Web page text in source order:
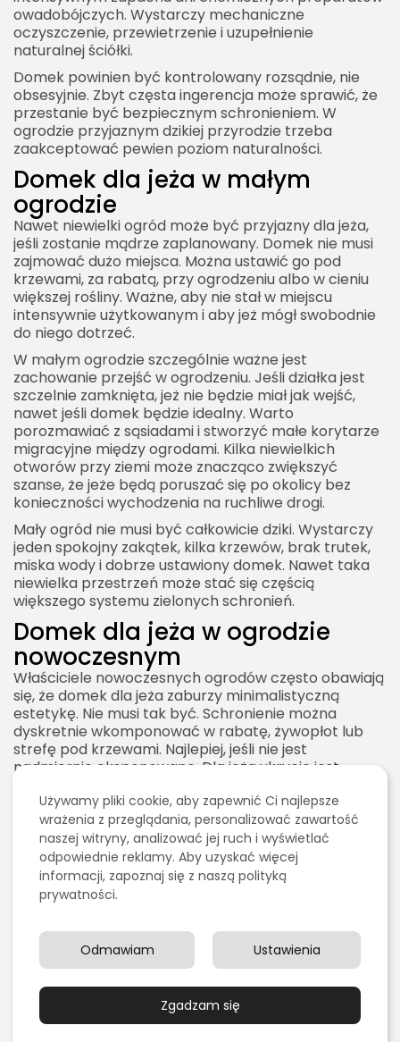
2026 Akademia Internetu Wszelkie prawa
zastrzeżone. Treści umieszczone na stronie
chronione są prawem autorskim.
owadobójczych. Wystarczy mechaniczne
oczyszczenie, przewietrzenie i uzupełnienie
naturalnej ściółki.
Domek powinien być kontrolowany rozsądnie, nie
obsesyjnie. Zbyt częsta ingerencja może sprawić, że
przestanie być bezpiecznym schronieniem. W
ogrodzie przyjaznym dzikiej przyrodzie trzeba
zaakceptować pewien poziom naturalności.
Domek dla jeża w małym
ogrodzie
Nawet niewielki ogród może być przyjazny dla jeża,
jeśli zostanie mądrze zaplanowany. Domek nie musi
zajmować dużo miejsca. Można ustawić go pod
krzewami, za rabatą, przy ogrodzeniu albo w cieniu
większej rośliny. Ważne, aby nie stał w miejscu
intensywnie użytkowanym i aby jeż mógł swobodnie
do niego dotrzeć.
W małym ogrodzie szczególnie ważne jest
zachowanie przejść w ogrodzeniu. Jeśli działka jest
szczelnie zamknięta, jeż nie będzie miał jak wejść,
nawet jeśli domek będzie idealny. Warto
porozmawiać z sąsiadami i stworzyć małe korytarze
migracyjne między ogrodami. Kilka niewielkich
otworów przy ziemi może znacząco zwiększyć
szanse, że jeże będą poruszać się po okolicy bez
konieczności wychodzenia na ruchliwe drogi.
Mały ogród nie musi być całkowicie dziki. Wystarczy
jeden spokojny zakątek, kilka krzewów, brak trutek,
miska wody i dobrze ustawiony domek. Nawet taka
niewielka przestrzeń może stać się częścią
większego systemu zielonych schronień.
Domek dla jeża w ogrodzie
nowoczesnym
Właściciele nowoczesnych ogrodów często obawiają
się, że domek dla jeża zaburzy minimalistyczną
estetykę. Nie musi tak być. Schronienie można
dyskretnie wkomponować w rabatę, żywopłot lub
strefę pod krzewami. Najlepiej, jeśli nie jest
nadmiernie eksponowane. Dla jeża ukrycie jest
nie musi dominować w aranżacji.
W nowoczesnym ogrodzie warto połączyć prostą
formę domku z naturalnym otoczeniem. Drewniana
skrzynka w neutralnym kolorze, ukryta częściowo
pod liśćmi i gałęziami, może wyglądać spójnie nawet
w minimalistycznej przestrzeni. Ważne, aby nie
widoku. Domek dla jeża powinien być przede
wszystkim funkcjonalny.
Dobrym pomysłem jest zaplanowanie jednej mniej
formalnej strefy biologicznej. Może to być fragment
przy ogrodzeniu, pas pod krzewami, naturalna
Używamy pliki cookie, aby zapewnić Ci najlepsze
wrażenia z przeglądania, personalizować zawartość
naszej witryny, analizować jej ruch i wyświetlać
odpowiednie reklamy. Aby uzyskać więcej
informacji, zapoznaj się z naszą polityką
prywatności.
Zgadzam się
Ustawienia
Odmawiam